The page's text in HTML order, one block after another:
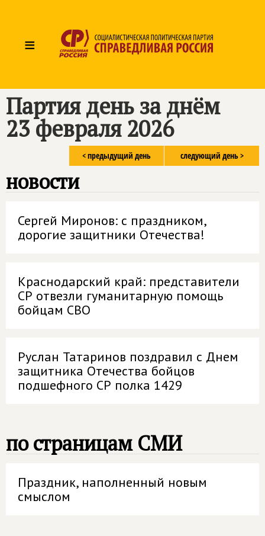
≡
Партия день за днём
23 февраля 2026
следующий день >
< предыдущий день
новости
Сергей Миронов: с праздником,
дорогие защитники Отечества!
Краснодарский край: представители
СР отвезли гуманитарную помощь
бойцам СВО
Руслан Татаринов поздравил с Днем
защитника Отечества бойцов
подшефного СР полка 1429
по страницам СМИ
Праздник, наполненный новым
смыслом